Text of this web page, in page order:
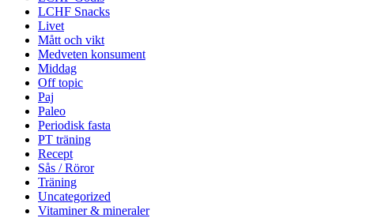
LCHF Snacks
Livet
Mått och vikt
Medveten konsument
Middag
Off topic
Paj
Paleo
Periodisk fasta
PT träning
Recept
Sås / Röror
Träning
Uncategorized
Vitaminer & mineraler